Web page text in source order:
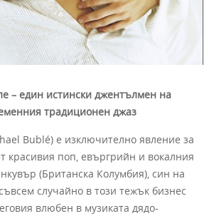
– един истински джентълмен на
традиционен джаз
Bublé) е изключително явление за
красивия поп, евъргрийн и вокалния
(Британска Колумбия), син на
случайно в този тежък бизнес
влюбен в музиката дядо-